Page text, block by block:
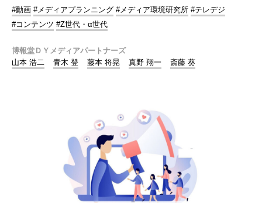
#動画 #メディアプランニング #メディア環境研究所 #テレデジ
#コンテンツ #Z世代・α世代
博報堂ＤＹメディアパートナーズ
山本 浩二
青木 登 藤本 将晃 真野 翔一 斎藤 葵